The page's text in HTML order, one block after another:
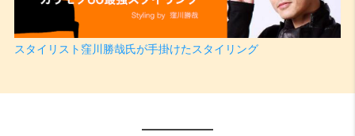
スタイリスト窪川勝哉氏が手掛けたスタイリング